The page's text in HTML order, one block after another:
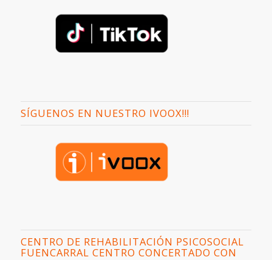
SÍGUENOS EN NUESTRO IVOOX!!!
CENTRO DE REHABILITACIÓN PSICOSOCIAL
FUENCARRAL CENTRO CONCERTADO CON